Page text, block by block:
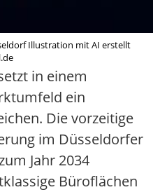
Illustration mit AI erstellt
in einem
ein
Die vorzeitige
im Düsseldorfer
Jahr 2034
Büroflächen